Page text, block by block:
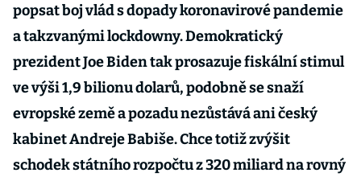
popsat boj vlád s dopady koronavirové pandemie
a takzvanými lockdowny. Demokratický
prezident Joe Biden tak prosazuje fiskální stimul
ve výši 1,9 bilionu dolarů, podobně se snaží
evropské země a pozadu nezůstává ani český
kabinet Andreje Babiše. Chce totiž zvýšit
schodek státního rozpočtu z 320 miliard na rovný